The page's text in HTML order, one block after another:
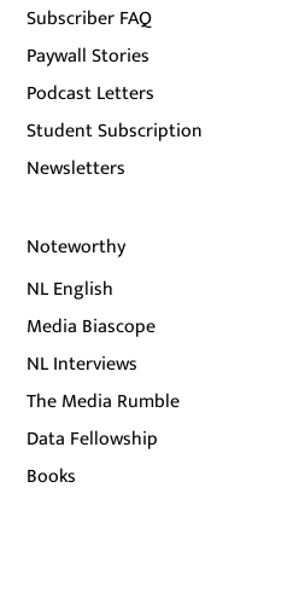
Subscriber FAQ
Paywall Stories
Podcast Letters
Student Subscription
Newsletters
Noteworthy
NL English
Media Biascope
NL Interviews
The Media Rumble
Data Fellowship
Books